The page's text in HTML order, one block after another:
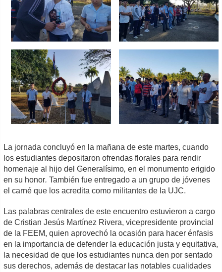
La jornada concluyó en la mañana de este martes, cuando
los estudiantes depositaron ofrendas florales para rendir
homenaje al hijo del Generalísimo,en el monumento erigido
en su honor.También fue entregado a un grupo de jóvenes
el carné que los acredita como militantes de la UJC.
Las palabras centrales de este encuentro estuvieron a cargo
de Cristian Jesús Martínez Rivera, vicepresidente provincial
de la FEEM, quien aprovechó la ocasión para hacer énfasis
en la importancia de defender la educación justa y equitativa,
la necesidad de que los estudiantes nunca den por sentado
sus derechos, además de destacar las notables cualidades